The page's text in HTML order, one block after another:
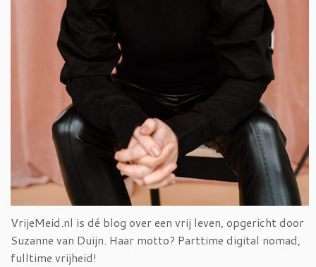
VrijeMeid.nl is dé blog over een vrij leven, opgericht door
Suzanne van Duijn. Haar motto? Parttime digital nomad,
fulltime vrijheid!